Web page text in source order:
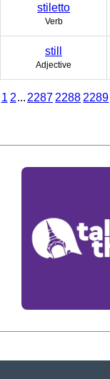
stiletto
Verb
still
Adjective
1 2... 2287 2288 2289